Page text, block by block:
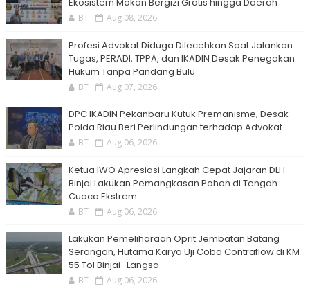
BT Aug 08, 2026
Profesi Advokat Diduga Dilecehkan Saat Jalankan
Tugas, PERADI, TPPA, dan IKADIN Desak Penegakan
Hukum Tanpa Pandang Bulu
BT Aug 07, 2026
DPC IKADIN Pekanbaru Kutuk Premanisme, Desak
Polda Riau Beri Perlindungan terhadap Advokat
BT Aug 06, 2026
Ketua IWO Apresiasi Langkah Cepat Jajaran DLH
Binjai Lakukan Pemangkasan Pohon di Tengah
Cuaca Ekstrem
BT Aug 06, 2026
Lakukan Pemeliharaan Oprit Jembatan Batang
Serangan, Hutama Karya Uji Coba Contraflow di KM
55 Tol Binjai–Langsa
BT Aug 06, 2026